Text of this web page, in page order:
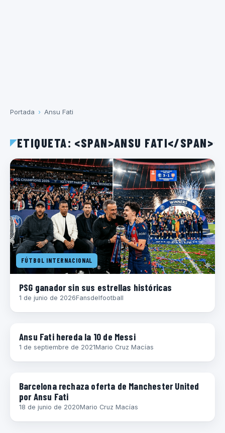
Portada › Ansu Fati
ETIQUETA: <SPAN>ANSU FATI</SPAN>
FÚTBOL INTERNACIONAL
PSG ganador sin sus estrellas históricas
1 de junio de 2026Fansdelfootball
Ansu Fati hereda la 10 de Messi
1 de septiembre de 2021Mario Cruz Macías
Barcelona rechaza oferta de Manchester United
por Ansu Fati
18 de junio de 2020Mario Cruz Macías